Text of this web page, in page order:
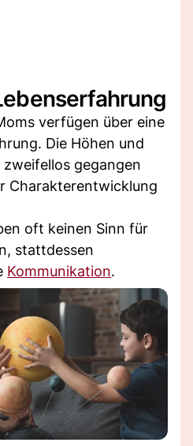
verfügen über eine
Die Höhen und
gegangen
Charakterentwicklung
oft keinen Sinn für
stattdessen
Kommunikation.